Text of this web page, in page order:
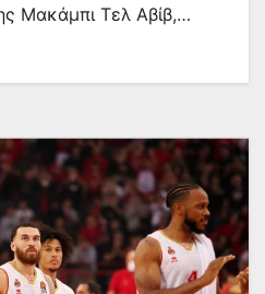
Μακάμπι Τελ Αβίβ,…